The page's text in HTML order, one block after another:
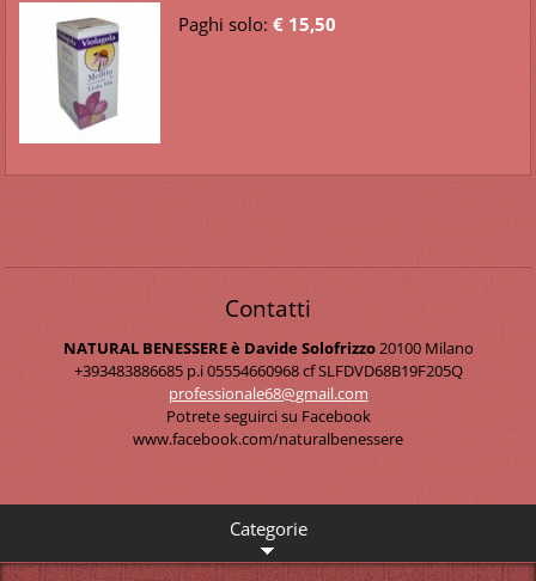
Paghi solo: € 15,50
Contatti
NATURAL BENESSERE è Davide Solofrizzo20100 Milano
+393483886685 p.i 05554660968 cf SLFDVD68B19F205Q
professionale68@gmail.com
Potrete seguirci su Facebook
www.facebook.com/naturalbenessere
Categorie